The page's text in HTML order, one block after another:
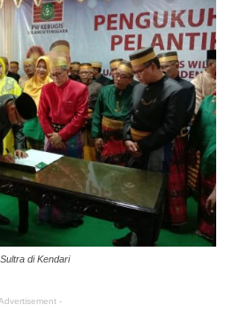
di Kendari
-